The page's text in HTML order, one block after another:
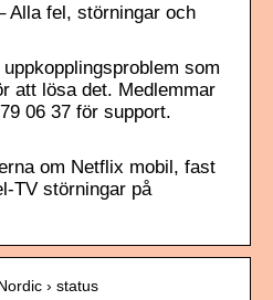
fel, störningar och
som
att lösa det. Medlemmar
06 37 för support.
om Netflix mobil, fast
TV störningar på
› status